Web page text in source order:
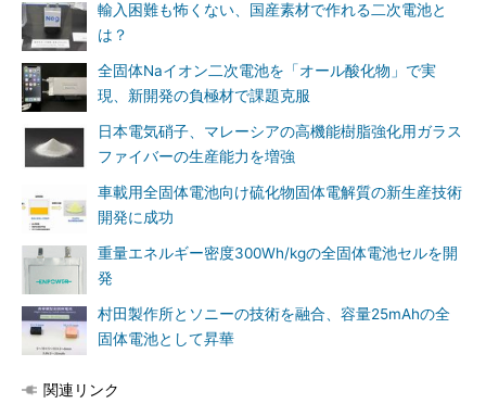
輸入困難も怖くない、国産素材で作れる二次電池と
は？
全固体Naイオン二次電池を「オール酸化物」で実
現、新開発の負極材で課題克服
日本電気硝子、マレーシアの高機能樹脂強化用ガラス
ファイバーの生産能力を増強
車載用全固体電池向け硫化物固体電解質の新生産技術
開発に成功
重量エネルギー密度300Wh/kgの全固体電池セルを開
発
村田製作所とソニーの技術を融合、容量25mAhの全
固体電池として昇華
関連リンク